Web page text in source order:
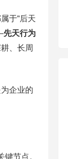
于“后天
先天行为
、长周
企业的
节点。